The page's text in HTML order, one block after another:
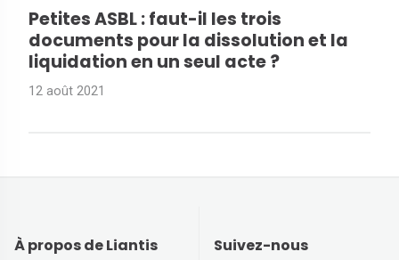
Petites ASBL : faut-il les trois
documents pour la dissolution et la
liquidation en un seul acte ?
12 août 2021
À propos de Liantis Suivez-nous